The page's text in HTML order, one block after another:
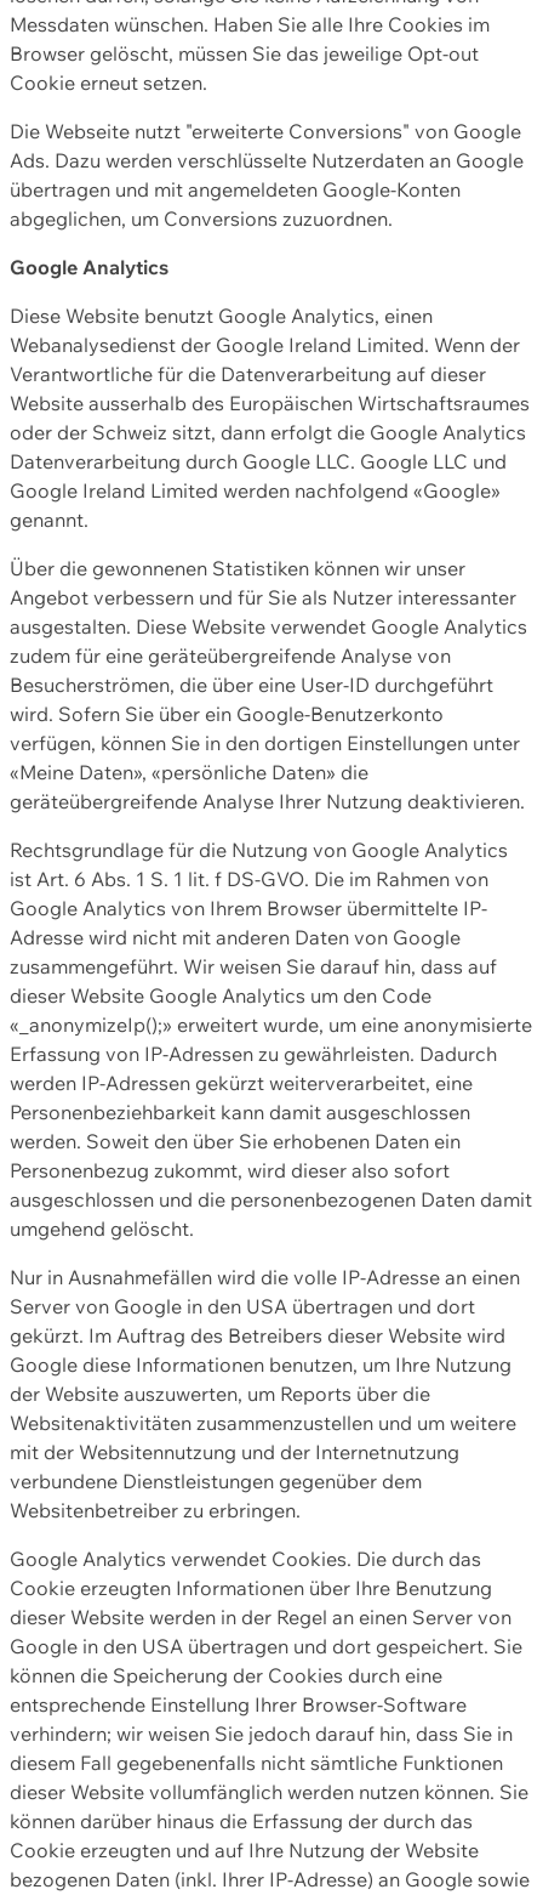
Messdaten wünschen. Haben Sie alle Ihre Cookies im
Browser gelöscht, müssen Sie das jeweilige Opt-out
Cookie erneut setzen.
Die Webseite nutzt "erweiterte Conversions" von Google
Ads. Dazu werden verschlüsselte Nutzerdaten an Google
übertragen und mit angemeldeten Google-Konten
abgeglichen, um Conversions zuzuordnen.
Google Analytics
Diese Website benutzt Google Analytics, einen
Webanalysedienst der Google Ireland Limited. Wenn der
Verantwortliche für die Datenverarbeitung auf dieser
Website ausserhalb des Europäischen Wirtschaftsraumes
oder der Schweiz sitzt, dann erfolgt die Google Analytics
Datenverarbeitung durch Google LLC. Google LLC und
Google Ireland Limited werden nachfolgend «Google»
genannt.
Über die gewonnenen Statistiken können wir unser
Angebot verbessern und für Sie als Nutzer interessanter
ausgestalten. Diese Website verwendet Google Analytics
zudem für eine geräteübergreifende Analyse von
Besucherströmen, die über eine User-ID durchgeführt
wird. Sofern Sie über ein Google-Benutzerkonto
verfügen, können Sie in den dortigen Einstellungen unter
«Meine Daten», «persönliche Daten» die
geräteübergreifende Analyse Ihrer Nutzung deaktivieren.
Rechtsgrundlage für die Nutzung von Google Analytics
ist Art. 6 Abs. 1 S. 1 lit. f DS-GVO. Die im Rahmen von
Google Analytics von Ihrem Browser übermittelte IP-
Adresse wird nicht mit anderen Daten von Google
zusammengeführt. Wir weisen Sie darauf hin, dass auf
dieser Website Google Analytics um den Code
«_anonymizeIp();» erweitert wurde, um eine anonymisierte
Erfassung von IP-Adressen zu gewährleisten. Dadurch
werden IP-Adressen gekürzt weiterverarbeitet, eine
Personenbeziehbarkeit kann damit ausgeschlossen
werden. Soweit den über Sie erhobenen Daten ein
Personenbezug zukommt, wird dieser also sofort
ausgeschlossen und die personenbezogenen Daten damit
umgehend gelöscht.
Nur in Ausnahmefällen wird die volle IP-Adresse an einen
Server von Google in den USA übertragen und dort
gekürzt. Im Auftrag des Betreibers dieser Website wird
Google diese Informationen benutzen, um Ihre Nutzung
der Website auszuwerten, um Reports über die
Websitenaktivitäten zusammenzustellen und um weitere
mit der Websitennutzung und der Internetnutzung
verbundene Dienstleistungen gegenüber dem
Websitenbetreiber zu erbringen.
Google Analytics verwendet Cookies. Die durch das
Cookie erzeugten Informationen über Ihre Benutzung
dieser Website werden in der Regel an einen Server von
Google in den USA übertragen und dort gespeichert. Sie
können die Speicherung der Cookies durch eine
entsprechende Einstellung Ihrer Browser-Software
verhindern; wir weisen Sie jedoch darauf hin, dass Sie in
diesem Fall gegebenenfalls nicht sämtliche Funktionen
dieser Website vollumfänglich werden nutzen können. Sie
können darüber hinaus die Erfassung der durch das
Cookie erzeugten und auf Ihre Nutzung der Website
bezogenen Daten (inkl. Ihrer IP-Adresse) an Google sowie